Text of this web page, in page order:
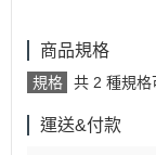
商品規格
規格 共 2 種規格
運送&付款